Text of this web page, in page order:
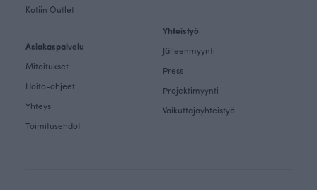
Kotiin Outlet
Asiakaspalvelu
Mitoitukset
Hoito-ohjeet
Yhteys
Toimitusehdot
Yhteistyö
Jälleenmyynti
Press
Projektimyynti
Vaikuttajayhteistyö